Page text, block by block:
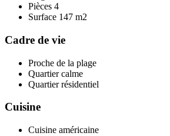
Pièces 4
Surface 147 m2
Cadre de vie
Proche de la plage
Quartier calme
Quartier résidentiel
Cuisine
Cuisine américaine